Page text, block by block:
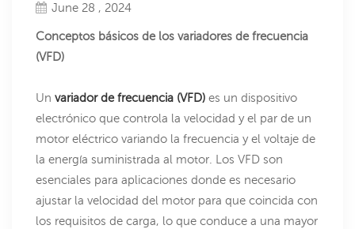
June 28 , 2024
Conceptos básicos de los variadores de frecuencia
(VFD)
Un variador de frecuencia (VFD) es un dispositivo
electrónico que controla la velocidad y el par de un
motor eléctrico variando la frecuencia y el voltaje de
la energía suministrada al motor. Los VFD son
esenciales para aplicaciones donde es necesario
ajustar la velocidad del motor para que coincida con
los requisitos de carga, lo que conduce a una mayor